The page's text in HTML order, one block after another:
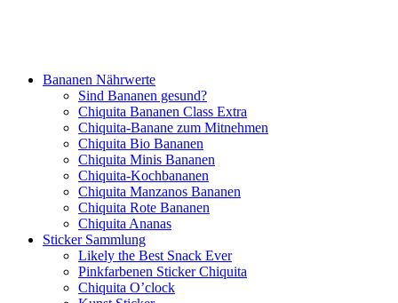
Bananen Nährwerte
Sind Bananen gesund?
Chiquita Bananen Class Extra
Chiquita-Banane zum Mitnehmen
Chiquita Bio Bananen
Chiquita Minis Bananen
Chiquita-Kochbananen
Chiquita Manzanos Bananen
Chiquita Rote Bananen
Chiquita Ananas
Sticker Sammlung
Likely the Best Snack Ever
Pinkfarbenen Sticker Chiquita
Chiquita O’clock